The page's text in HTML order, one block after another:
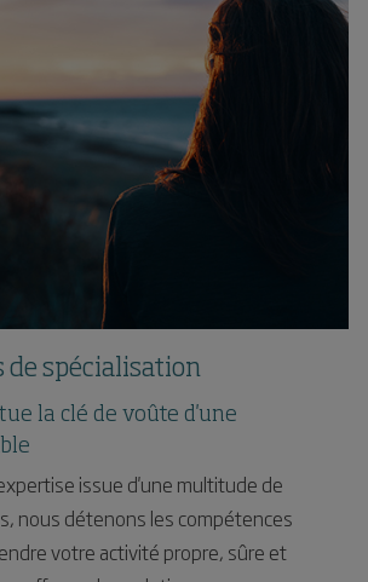
de spécialisation
la clé de voûte d'une
issue d'une multitude de
nous détenons les compétences
votre activité propre, sûre et